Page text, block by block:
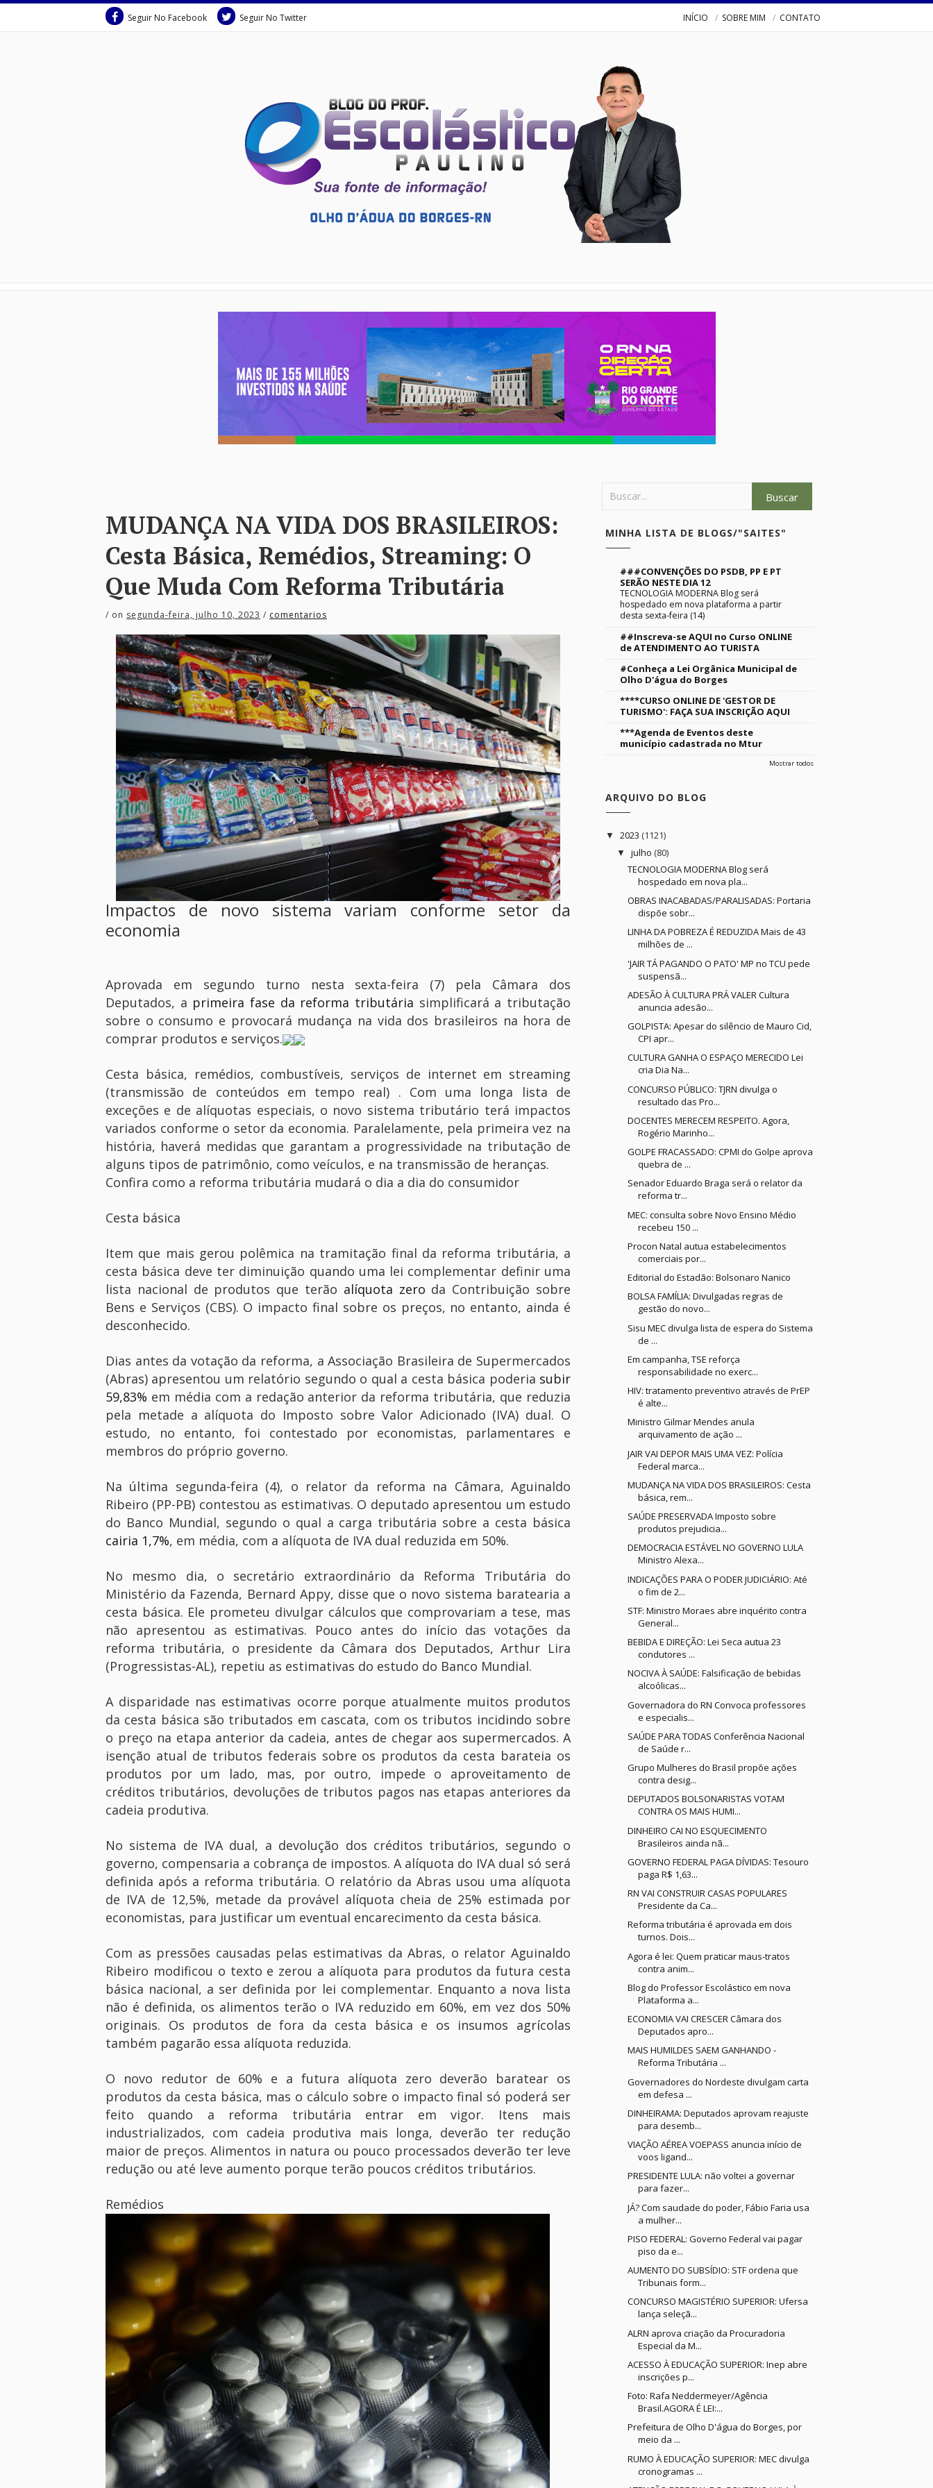
Seguir No Facebook Seguir No Twitter INÍCIO SOBRE MIM CONTATO
MUDANÇA NA VIDA DOS BRASILEIROS:
Cesta Básica, Remédios, Streaming: O
Que Muda Com Reforma Tributária
/ on segunda-feira, julho 10, 2023 / comentarios
Impactos de novo sistema variam conforme setor da
economia
Aprovada em segundo turno nesta sexta-feira (7) pela Câmara dos
Deputados, a primeira fase da reforma tributária simplificará a tributação
sobre o consumo e provocará mudança na vida dos brasileiros na hora de
comprar produtos e serviços.
Cesta básica, remédios, combustíveis, serviços de internet em streaming
(transmissão de conteúdos em tempo real) . Com uma longa lista de
exceções e de alíquotas especiais, o novo sistema tributário terá impactos
variados conforme o setor da economia. Paralelamente, pela primeira vez na
história, haverá medidas que garantam a progressividade na tributação de
alguns tipos de patrimônio, como veículos, e na transmissão de heranças.
Confira como a reforma tributária mudará o dia a dia do consumidor
Cesta básica
Item que mais gerou polêmica na tramitação final da reforma tributária, a
cesta básica deve ter diminuição quando uma lei complementar definir uma
lista nacional de produtos que terão alíquota zero da Contribuição sobre
Bens e Serviços (CBS). O impacto final sobre os preços, no entanto, ainda é
desconhecido.
Dias antes da votação da reforma, a Associação Brasileira de Supermercados
(Abras) apresentou um relatório segundo o qual a cesta básica poderia subir
59,83% em média com a redação anterior da reforma tributária, que reduzia
pela metade a alíquota do Imposto sobre Valor Adicionado (IVA) dual. O
estudo, no entanto, foi contestado por economistas, parlamentares e
membros do próprio governo.
Na última segunda-feira (4), o relator da reforma na Câmara, Aguinaldo
Ribeiro (PP-PB) contestou as estimativas. O deputado apresentou um estudo
do Banco Mundial, segundo o qual a carga tributária sobre a cesta básica
cairia 1,7%, em média, com a alíquota de IVA dual reduzida em 50%.
No mesmo dia, o secretário extraordinário da Reforma Tributária do
Ministério da Fazenda, Bernard Appy, disse que o novo sistema baratearia a
cesta básica. Ele prometeu divulgar cálculos que comprovariam a tese, mas
não apresentou as estimativas. Pouco antes do início das votações da
reforma tributária, o presidente da Câmara dos Deputados, Arthur Lira
(Progressistas-AL), repetiu as estimativas do estudo do Banco Mundial.
A disparidade nas estimativas ocorre porque atualmente muitos produtos
da cesta básica são tributados em cascata, com os tributos incidindo sobre
o preço na etapa anterior da cadeia, antes de chegar aos supermercados. A
isenção atual de tributos federais sobre os produtos da cesta barateia os
produtos por um lado, mas, por outro, impede o aproveitamento de
créditos tributários, devoluções de tributos pagos nas etapas anteriores da
cadeia produtiva.
No sistema de IVA dual, a devolução dos créditos tributários, segundo o
governo, compensaria a cobrança de impostos. A alíquota do IVA dual só será
definida após a reforma tributária. O relatório da Abras usou uma alíquota
de IVA de 12,5%, metade da provável alíquota cheia de 25% estimada por
economistas, para justificar um eventual encarecimento da cesta básica.
Com as pressões causadas pelas estimativas da Abras, o relator Aguinaldo
Ribeiro modificou o texto e zerou a alíquota para produtos da futura cesta
básica nacional, a ser definida por lei complementar. Enquanto a nova lista
não é definida, os alimentos terão o IVA reduzido em 60%, em vez dos 50%
originais. Os produtos de fora da cesta básica e os insumos agrícolas
também pagarão essa alíquota reduzida.
O novo redutor de 60% e a futura alíquota zero deverão baratear os
produtos da cesta básica, mas o cálculo sobre o impacto final só poderá ser
feito quando a reforma tributária entrar em vigor. Itens mais
industrializados, com cadeia produtiva mais longa, deverão ter redução
maior de preços. Alimentos in natura ou pouco processados deverão ter leve
redução ou até leve aumento porque terão poucos créditos tributários.
Remédios
MINHA LISTA DE BLOGS/"SAITES"
###CONVENÇÕES DO PSDB, PP E PT
SERÃO NESTE DIA 12
TECNOLOGIA MODERNA Blog será
hospedado em nova plataforma a partir
desta sexta-feira (14)
##Inscreva-se AQUI no Curso ONLINE
de ATENDIMENTO AO TURISTA
#Conheça a Lei Orgânica Municipal de
Olho D'água do Borges
****CURSO ONLINE DE 'GESTOR DE
TURISMO': FAÇA SUA INSCRIÇÃO AQUI
***Agenda de Eventos deste
município cadastrada no Mtur
Mostrar todos
ARQUIVO DO BLOG
▼ 2023 (1121)
▼ julho (80)
TECNOLOGIA MODERNA Blog será
hospedado em nova pla...
OBRAS INACABADAS/PARALISADAS: Portaria
dispõe sobr...
LINHA DA POBREZA É REDUZIDA Mais de 43
milhões de ...
'JAIR TÁ PAGANDO O PATO' MP no TCU pede
suspensã...
ADESÃO À CULTURA PRÁ VALER Cultura
anuncia adesão...
GOLPISTA: Apesar do silêncio de Mauro Cid,
CPI apr...
CULTURA GANHA O ESPAÇO MERECIDO Lei
cria Dia Na...
CONCURSO PÚBLICO: TJRN divulga o
resultado das Pro...
DOCENTES MERECEM RESPEITO. Agora,
Rogério Marinho...
GOLPE FRACASSADO: CPMI do Golpe aprova
quebra de ...
Senador Eduardo Braga será o relator da
reforma tr...
MEC: consulta sobre Novo Ensino Médio
recebeu 150 ...
Procon Natal autua estabelecimentos
comerciais por...
Editorial do Estadão: Bolsonaro Nanico
BOLSA FAMÍLIA: Divulgadas regras de
gestão do novo...
Sisu MEC divulga lista de espera do Sistema
de ...
Em campanha, TSE reforça
responsabilidade no exerc...
HIV: tratamento preventivo através de PrEP
é alte...
Ministro Gilmar Mendes anula
arquivamento de ação ...
JAIR VAI DEPOR MAIS UMA VEZ: Polícia
Federal marca...
MUDANÇA NA VIDA DOS BRASILEIROS: Cesta
básica, rem...
SAÚDE PRESERVADA Imposto sobre
produtos prejudicia...
DEMOCRACIA ESTÁVEL NO GOVERNO LULA
Ministro Alexa...
INDICAÇÕES PARA O PODER JUDICIÁRIO: Até
o fim de 2...
STF: Ministro Moraes abre inquérito contra
General...
BEBIDA E DIREÇÃO: Lei Seca autua 23
condutores ...
NOCIVA À SAÚDE: Falsificação de bebidas
alcoólicas...
Governadora do RN Convoca professores
e especialis...
SAÚDE PARA TODAS Conferência Nacional
de Saúde r...
Grupo Mulheres do Brasil propõe ações
contra desig...
DEPUTADOS BOLSONARISTAS VOTAM
CONTRA OS MAIS HUMI...
DINHEIRO CAI NO ESQUECIMENTO
Brasileiros ainda nã...
GOVERNO FEDERAL PAGA DÍVIDAS: Tesouro
paga R$ 1,63...
RN VAI CONSTRUIR CASAS POPULARES
Presidente da Ca...
Reforma tributária é aprovada em dois
turnos. Dois...
Agora é lei: Quem praticar maus-tratos
contra anim...
Blog do Professor Escolástico em nova
Plataforma a...
ECONOMIA VAI CRESCER Câmara dos
Deputados apro...
MAIS HUMILDES SAEM GANHANDO -
Reforma Tributária ...
Governadores do Nordeste divulgam carta
em defesa ...
DINHEIRAMA: Deputados aprovam reajuste
para desemb...
VIAÇÃO AÉREA VOEPASS anuncia início de
voos ligand...
PRESIDENTE LULA: não voltei a governar
para fazer...
JÁ? Com saudade do poder, Fábio Faria usa
a mulher...
PISO FEDERAL: Governo Federal vai pagar
piso da e...
AUMENTO DO SUBSÍDIO: STF ordena que
Tribunais form...
CONCURSO MAGISTÉRIO SUPERIOR: Ufersa
lança seleçã...
ALRN aprova criação da Procuradoria
Especial da M...
ACESSO À EDUCAÇÃO SUPERIOR: Inep abre
inscrições p...
Foto: Rafa Neddermeyer/Agência
Brasil.AGORA É LEI:...
Prefeitura de Olho D'água do Borges, por
meio da ...
RUMO À EDUCAÇÃO SUPERIOR: MEC divulga
cronogramas ...